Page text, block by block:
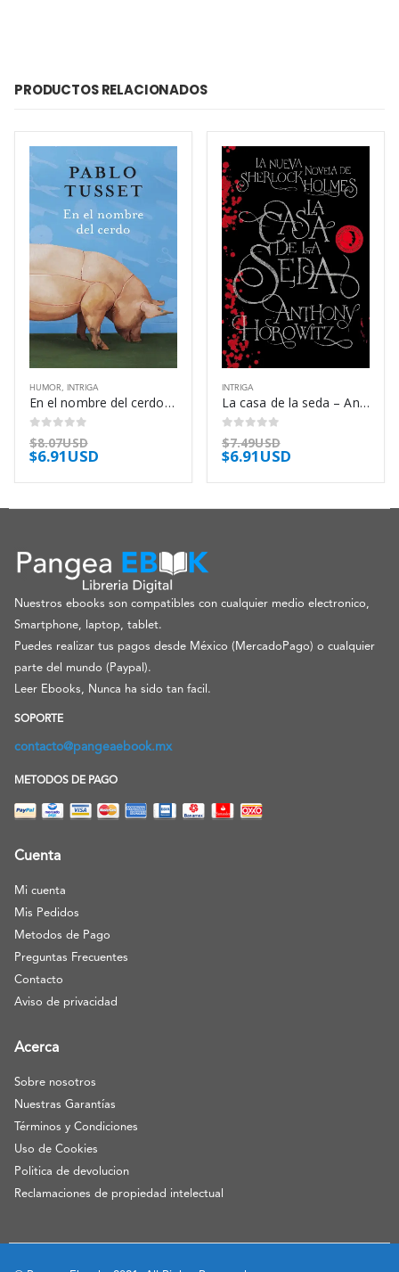
PRODUCTOS RELACIONADOS
HUMOR , INTRIGA
En el nombre del cerdo – Pablo Tusset
0out of 5
$8.07USD
$6.91USD
INTRIGA
La casa de la seda – Anthony Horowitz
0out of 5
$7.49USD
$6.91USD
Nuestros ebooks son compatibles con cualquier medio electronico,
Smartphone, laptop, tablet.
Puedes realizar tus pagos desde México (MercadoPago) o cualquier
parte del mundo (Paypal).
Leer Ebooks, Nunca ha sido tan facil.
SOPORTE
contacto@pangeaebook.mx
METODOS DE PAGO
Cuenta
Mi cuenta
Mis Pedidos
Metodos de Pago
Preguntas Frecuentes
Contacto
Aviso de privacidad
Acerca
Sobre nosotros
Nuestras Garantías
Términos y Condiciones
Uso de Cookies
Politica de devolucion
Reclamaciones de propiedad intelectual